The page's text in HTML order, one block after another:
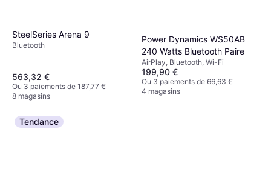
SteelSeries Arena 9
Bluetooth
563,32 €
Ou 3 paiements de 187,77 €
8 magasins
Power Dynamics WS50AB
240 Watts Bluetooth Paire
AirPlay, Bluetooth, Wi-Fi
199,90 €
Ou 3 paiements de 66,63 €
4 magasins
Tendance